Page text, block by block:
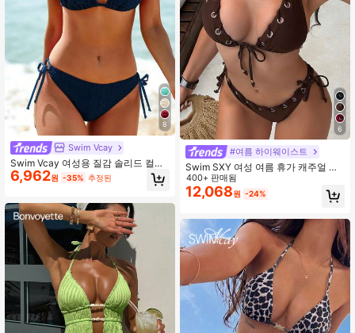
8
Swim Vcay
Swim Vcay 여성용 질감 솔리드 컬러
홀터 트위스트 프론트 스플릿 비키니
세트
6,962원 -35% 추정된
6
#여름 하이웨이스트
Swim SXY 여성 여름 휴가 캐주얼 비
치웨어 솔리드 브라운 2피스 홀터 타
이 비키니 아일렛 및 반짝이는 원단 수
영복 세트
400+ 판매됨
12,068원 -24%